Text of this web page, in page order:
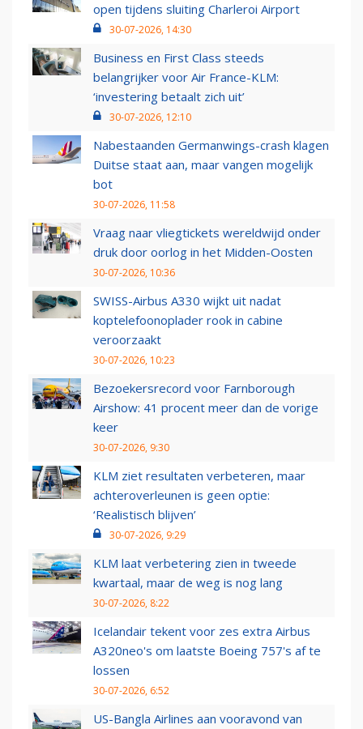
open tijdens sluiting Charleroi Airport
30-07-2026, 14:30
Business en First Class steeds
belangrijker voor Air France-KLM:
‘investering betaalt zich uit’
30-07-2026, 12:10
Nabestaanden Germanwings-crash klagen
Duitse staat aan, maar vangen mogelijk
bot
30-07-2026, 11:58
Vraag naar vliegtickets wereldwijd onder
druk door oorlog in het Midden-Oosten
30-07-2026, 10:36
SWISS-Airbus A330 wijkt uit nadat
koptelefoonoplader rook in cabine
veroorzaakt
30-07-2026, 10:23
Bezoekersrecord voor Farnborough
Airshow: 41 procent meer dan de vorige
keer
30-07-2026, 9:30
KLM ziet resultaten verbeteren, maar
achteroverleunen is geen optie:
‘Realistisch blijven’
30-07-2026, 9:29
KLM laat verbetering zien in tweede
kwartaal, maar de weg is nog lang
30-07-2026, 8:22
Icelandair tekent voor zes extra Airbus
A320neo's om laatste Boeing 757's af te
lossen
30-07-2026, 6:52
US-Bangla Airlines aan vooravond van